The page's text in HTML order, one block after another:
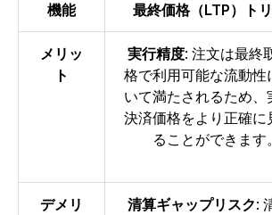
機能 最終価格（LTP）ト
メリッ
ト
実行精度: 注文は最終
格で利用可能な流動性
いて満たされるため、
決済価格をより正確に
ることができます。
デメリ
清算ギャップリスク: